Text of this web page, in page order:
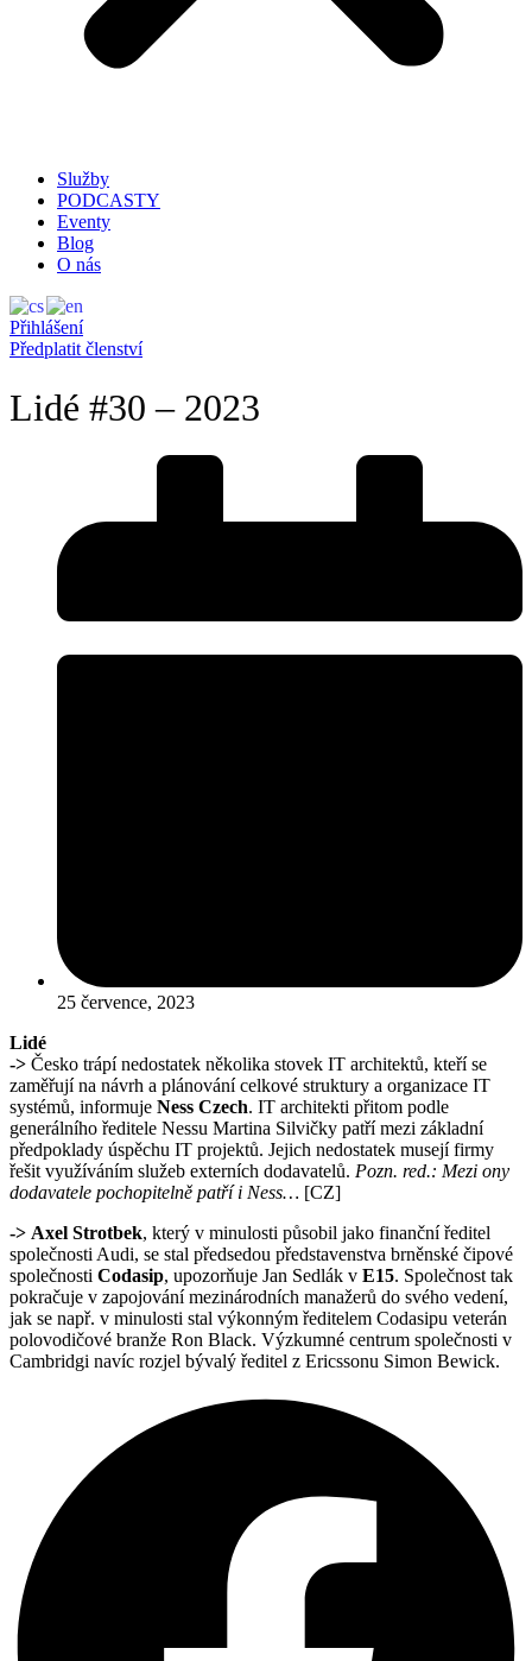
Služby
PODCASTY
Eventy
Blog
O nás
Přihlášení
Předplatit členství
Lidé #30 – 2023
25 července, 2023
Lidé
-> Česko trápí nedostatek několika stovek IT architektů, kteří se
zaměřují na návrh a plánování celkové struktury a organizace IT
systémů, informuje Ness Czech. IT architekti přitom podle
generálního ředitele Nessu Martina Silvičky patří mezi základní
předpoklady úspěchu IT projektů. Jejich nedostatek musejí firmy
řešit využíváním služeb externích dodavatelů. Pozn. red.: Mezi ony
dodavatele pochopitelně patří i Ness… [CZ]
-> Axel Strotbek, který v minulosti působil jako finanční ředitel
společnosti Audi, se stal předsedou představenstva brněnské čipové
společnosti Codasip, upozorňuje Jan Sedlák v E15. Společnost tak
pokračuje v zapojování mezinárodních manažerů do svého vedení,
jak se např. v minulosti stal výkonným ředitelem Codasipu veterán
polovodičové branže Ron Black. Výzkumné centrum společnosti v
Cambridgi navíc rozjel bývalý ředitel z Ericssonu Simon Bewick.